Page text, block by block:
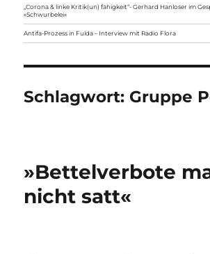
„Corona & linke Kritik(un) fähigkeit“- Gerhard Hanloser im
»Schwurbelei«
Antifa-Prozess in Fulda – Interview mit Radio Flora
Schlagwort: Gruppe
»Bettelverbote
nicht satt«